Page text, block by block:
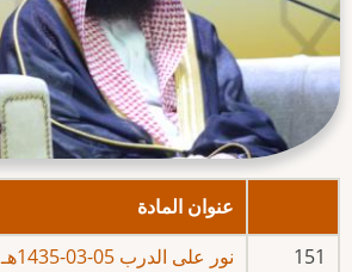
عنوان المادة
151
نور على الدرب 05-03-1435هـ